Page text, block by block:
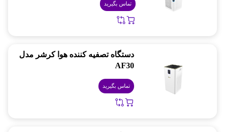
تماس بگیرید
دستگاه تصفیه کننده هوا کرشر مدل
AF30
تماس بگیرید